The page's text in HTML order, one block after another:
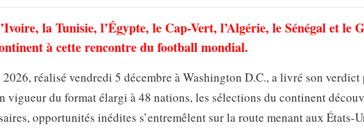
la Tunisie, l’Égypte, le Cap-Vert, l’Algérie, le Sénégal et le
à cette rencontre du football mondial.
réalisé vendredi 5 décembre à Washington D.C., a livré son verdict
vigueur du format élargi à 48 nations, les sélections du continent
opportunités inédites s’entremêlent sur la route menant aux États-